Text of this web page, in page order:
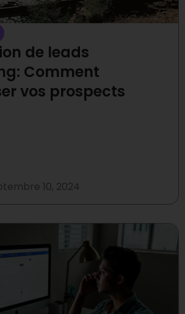
de leads
Comment
vos prospects
10, 2024